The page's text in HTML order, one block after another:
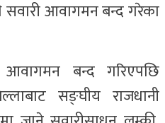
सवारी आवागमन बन्द गरेका
आवागमन बन्द गरिएपछि
सङ्घीय राजधानी